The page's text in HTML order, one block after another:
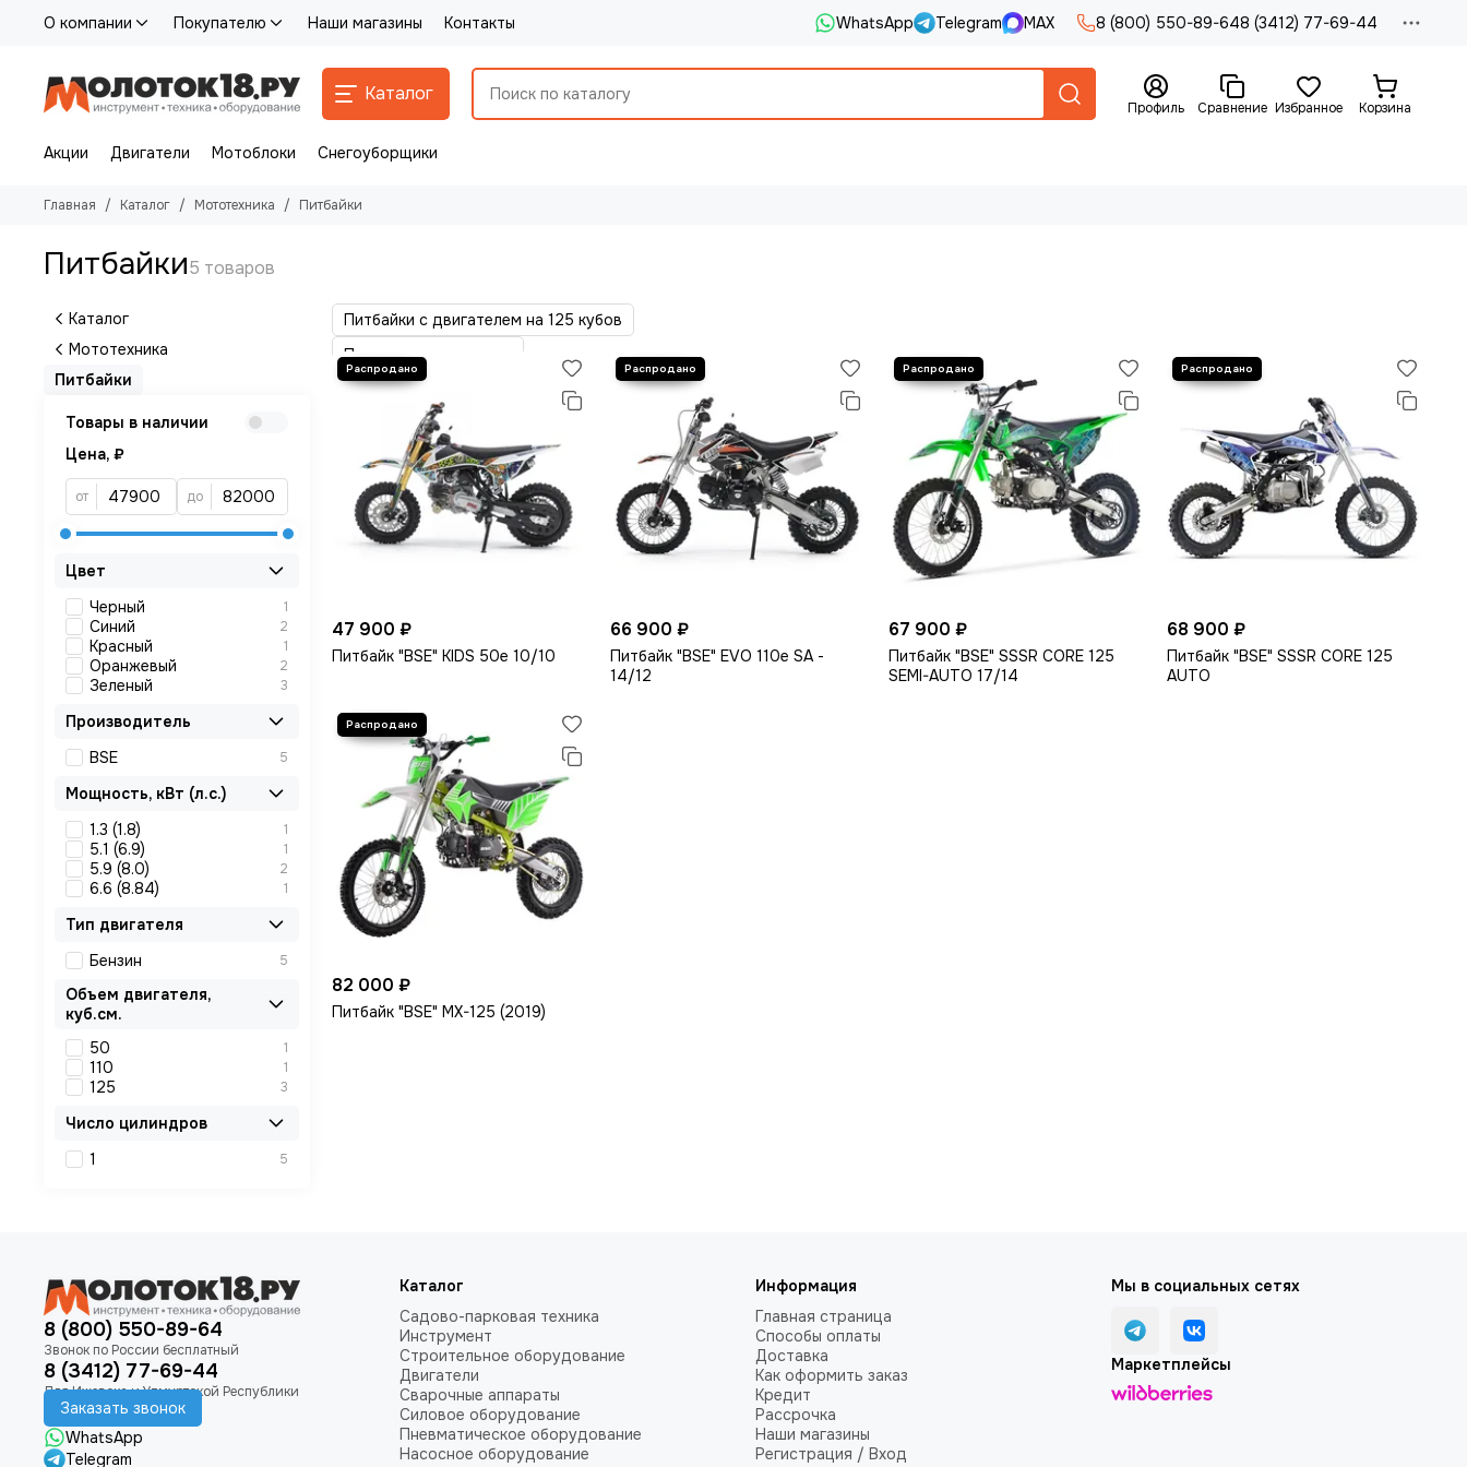
О компании Покупателю Наши магазины Контакты WhatsApp Telegram MAX 8 (800) 550-89-648 (3412) 77-69-44
Каталог
Профиль Сравнение Избранное Корзина
Акции Двигатели Мотоблоки Снегоуборщики
Главная Каталог Мототехника Питбайки
Питбайки
Питбайки с двигателем на 125 кубов
47 900 ₽
Питбайк "BSE" KIDS 50e 10/10
66 900 ₽
Питбайк "BSE" EVO 110e SA -
14/12
67 900 ₽
Питбайк "BSE" SSSR CORE 125
SEMI-AUTO 17/14
68 900 ₽
Питбайк "BSE" SSSR CORE 125
AUTO
82 000 ₽
Питбайк "BSE" MX-125 (2019)
Каталог
Мототехника
Питбайки
Товары в наличии
Цена, ₽
от до
Цвет
Черный
1
Синий 2
Красный 1
Оранжевый 2
Зеленый 3
Производитель
BSE
5
Мощность, кВт (л.с.)
1.3 (1.8)
1
5.1 (6.9) 1
5.9 (8.0) 2
6.6 (8.84) 1
Тип двигателя
Бензин
5
Объем двигателя,
куб.см.
50
1
110 1
125 3
Число цилиндров
1
5
8 (800) 550-89-64
8 (3412) 77-69-44
Заказать звонок
WhatsApp
Telegram
Каталог
Садово-парковая техника
Инструмент
Строительное оборудование
Двигатели
Сварочные аппараты
Силовое оборудование
Пневматическое оборудование
Насосное оборудование
Информация
Главная страница
Способы оплаты
Доставка
Как оформить заказ
Кредит
Рассрочка
Наши магазины
Регистрация / Вход
Мы в социальных сетях
Маркетплейсы